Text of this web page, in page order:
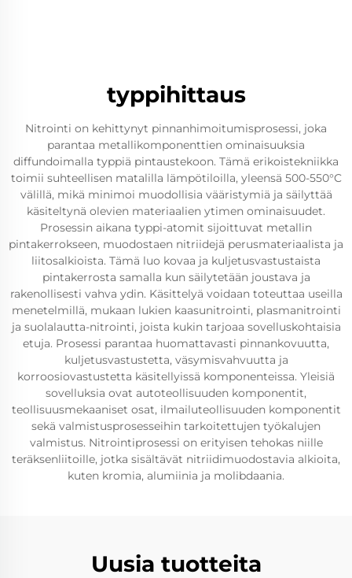
typpihittaus
Nitrointi on kehittynyt pinnanhimoitumisprosessi, joka
parantaa metallikomponenttien ominaisuuksia
diffundoimalla typpiä pintaustekoon. Tämä erikoistekniikka
toimii suhteellisen matalilla lämpötiloilla, yleensä 500-550°C
välillä, mikä minimoi muodollisia vääristymiä ja säilyttää
käsiteltynä olevien materiaalien ytimen ominaisuudet.
Prosessin aikana typpi-atomit sijoittuvat metallin
pintakerrokseen, muodostaen nitriidejä perusmateriaalista ja
liitosalkioista. Tämä luo kovaa ja kuljetusvastustaista
pintakerrosta samalla kun säilytetään joustava ja
rakenollisesti vahva ydin. Käsittelyä voidaan toteuttaa useilla
menetelmillä, mukaan lukien kaasunitrointi, plasmanitrointi
ja suolalautta-nitrointi, joista kukin tarjoaa sovelluskohtaisia
etuja. Prosessi parantaa huomattavasti pinnankovuutta,
kuljetusvastustetta, väsymisvahvuutta ja
korroosiovastustetta käsitellyissä komponenteissa. Yleisiä
sovelluksia ovat autoteollisuuden komponentit,
teollisuusmekaaniset osat, ilmailuteollisuuden komponentit
sekä valmistusprosesseihin tarkoitettujen työkalujen
valmistus. Nitrointiprosessi on erityisen tehokas niille
teräksenliitoille, jotka sisältävät nitriidimuodostavia alkioita,
kuten kromia, alumiinia ja molibdaania.
Uusia tuotteita